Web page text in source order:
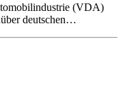
(VDA)
deutschen…